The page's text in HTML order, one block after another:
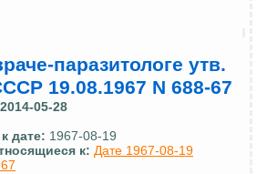
паразитологе утв.
19.08.1967 N 688-67
2014-05-28
дате: 1967-08-19
к: Дате 1967-08-19